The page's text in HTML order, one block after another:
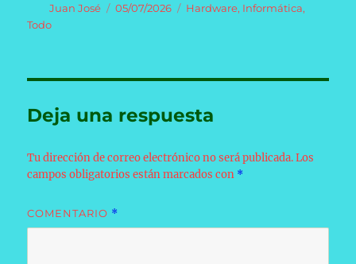
Autor
Juan José
Publicado
05/07/2026 Categorías
Hardware, Informática,
Todo
Deja una respuesta
Tu dirección de correo electrónico no será publicada. Los
campos obligatorios están marcados con *
COMENTARIO *